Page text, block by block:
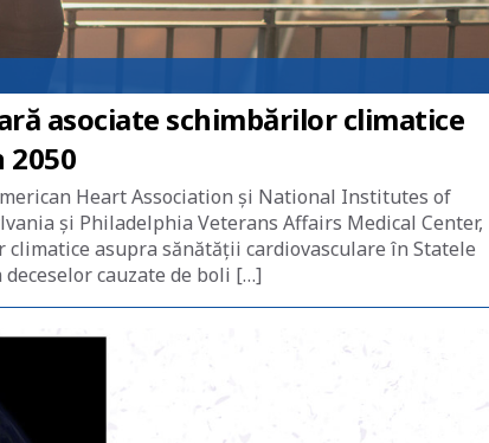
asociate schimbărilor climatice
2050
Heart Association și National Institutes of
și Philadelphia Veterans Affairs Medical Center,
asupra sănătății cardiovasculare în Statele
cauzate de boli […]